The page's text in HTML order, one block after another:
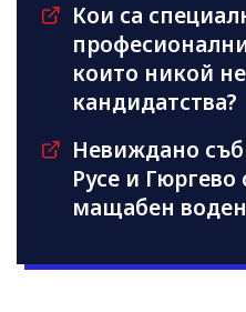
Кои са
които никой
кандидатства?
Невиждано
Русе и Гюргево
мащабен